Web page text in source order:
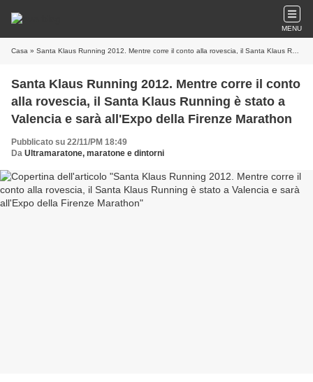
MENU
Casa » Santa Klaus Running 2012. Mentre corre il conto alla rovescia, il Santa Klaus Running è stato a Valencia e sarà all'Expo della Firenze Marathon
Santa Klaus Running 2012. Mentre corre il conto
alla rovescia, il Santa Klaus Running è stato a
Valencia e sarà all'Expo della Firenze Marathon
Pubblicato su 22/11/PM 18:49
Da Ultramaratone, maratone e dintorni